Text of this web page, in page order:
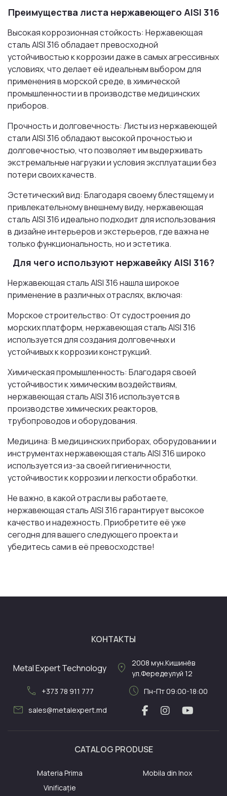
Преимущества листа нержавеющего AISI 316
Высокая коррозионная стойкость: Нержавеющая
сталь AISI 316 обладает превосходной
устойчивостью к коррозии даже в самых агрессивных
условиях, что делает её идеальным выбором для
применения в морской среде, в химической
промышленности и в производстве медицинских
приборов.
Прочность и долговечность: Листы из нержавеющей
стали AISI 316 обладают высокой прочностью и
долговечностью, что позволяет им выдерживать
экстремальные нагрузки и условия эксплуатации без
потери своих качеств.
Эстетический вид: Благодаря своему блестящему и
привлекательному внешнему виду, нержавеющая
сталь AISI 316 идеально подходит для использования
в дизайне интерьеров и экстерьеров, где важна не
только функциональность, но и эстетика.
Для чего используют нержавейку AISI 316?
Нержавеющая сталь AISI 316 нашла широкое
применение в различных отраслях, включая:
Морское строительство: От судостроения до
морских платформ, нержавеющая сталь AISI 316
используется для создания долговечных и
устойчивых к коррозии конструкций.
Химическая промышленность: Благодаря своей
устойчивости к химическим воздействиям,
нержавеющая сталь AISI 316 используется в
производстве химических реакторов,
трубопроводов и оборудования.
Медицина: В медицинских приборах, оборудовании и
инструментах нержавеющая сталь AISI 316 широко
используется из-за своей гигиеничности,
устойчивости к коррозии и легкости обработки.
Не важно, в какой отрасли вы работаете,
нержавеющая сталь AISI 316 гарантирует высокое
качество и надежность. Приобретите её уже
сегодня для вашего следующего проекта и
убедитесь сами в её превосходстве!
КОНТАКТЫ
Metal Expert Technology location_on 2008 мун.Кишинёв
ул.Фередеулуй 12
call +373 78 911 777 schedule Пн-Пт 09:00-18:00
mail sales@metalexpert.md
CATALOG PRODUSE
Materia Prima
Mobila din Inox
Vinificație